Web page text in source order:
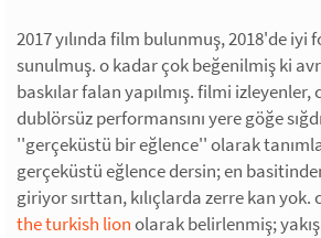
2017 yılında film bulunmuş, 2018'de iyi
sunulmuş. o kadar çok beğenilmiş ki
baskılar falan yapılmış. filmi izleyenler,
dublörsüz performansını yere göğe
''gerçeküstü bir eğlence'' olarak
gerçeküstü eğlence dersin; en
giriyor sırttan, kılıçlarda zerre kan yok.
the turkish lionolarak belirlenmiş;